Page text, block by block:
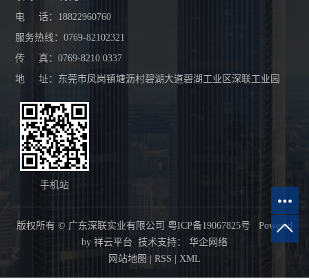
电 话：18822960760
服务热线：0769-82102321
传 真：0769-8210 0337
地 址：东莞市凤岗镇塘沥村碧湖大道碧湖工业区深联工业园
手机站
版权所有 © 广东深联实业有限公司 粤ICP备19067825号 Powered
by 祥云平台 技术支持：
华企网络
网站地图 | RSS | XML